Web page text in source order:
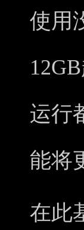
使用
运行
能将
在此